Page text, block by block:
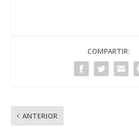
COMPARTIR:
ANTERIOR